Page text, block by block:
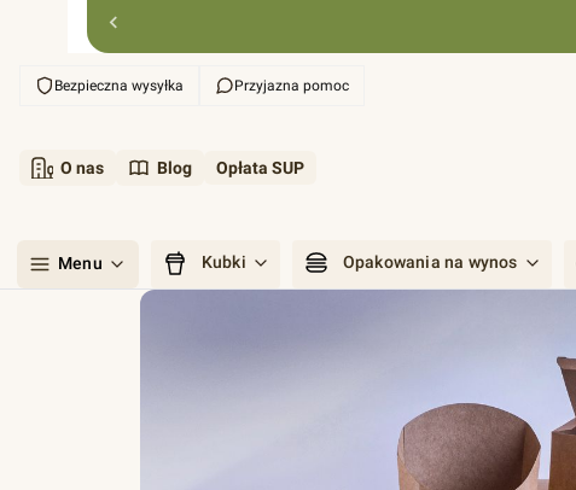
Bezpieczna wysyłka Przyjazna pomoc
O nas Blog Opłata SUP
Menu Kubki Opakowania na wynos